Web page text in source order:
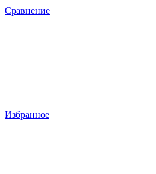
Сравнение
Избранное